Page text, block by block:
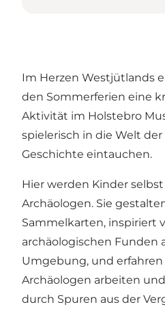
Im Herzen Westjütlands
den Sommerferien eine
Aktivität im Holstebro
spielerisch in die Welt
Geschichte eintauchen.
Hier werden Kinder
Archäologen. Sie
Sammelkarten, inspiriert
archäologischen Funden
Umgebung, und erfahren
Archäologen arbeiten
durch Spuren aus der